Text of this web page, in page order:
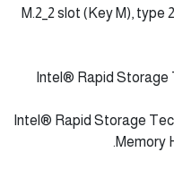
M.2_2 slot (Key M),
* Intel® Rapid
** Intel® Rapid Storage
Memory